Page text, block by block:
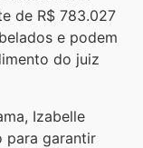
de R$ 783.027
e podem
do juiz
Izabelle
para garantir